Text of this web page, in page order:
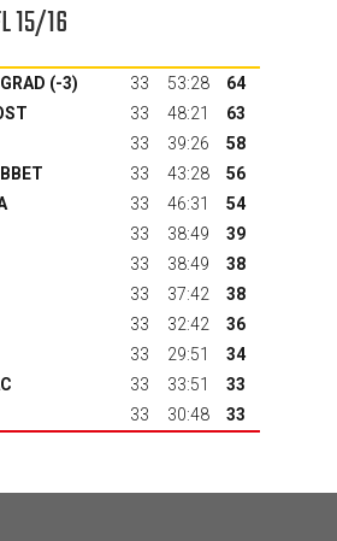
15/16
(-3) 33 53:28
64
33 48:21
63
33 39:26
58
33 43:28
56
33 46:31
54
33 38:49
39
33 38:49
38
33 37:42
38
33 32:42
36
33 29:51
34
33 33:51
33
33 30:48 33